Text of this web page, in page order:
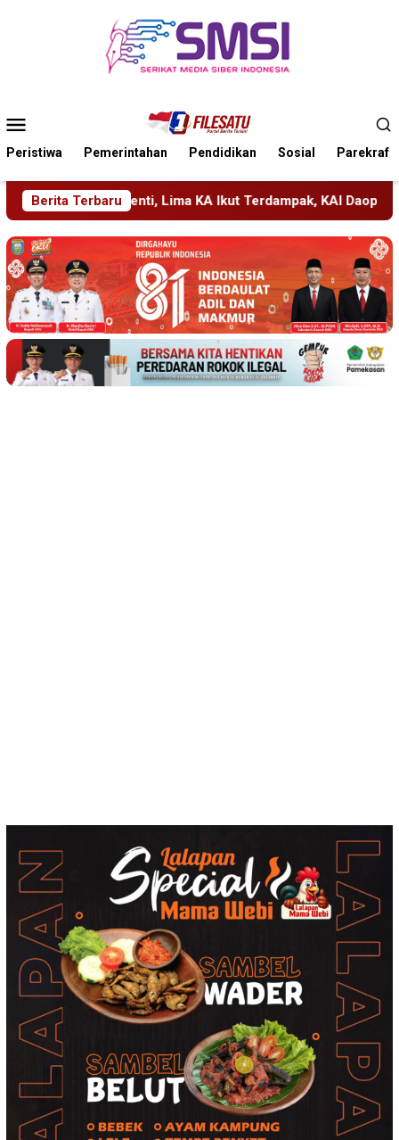
Mobile
Peristiwa Pemerintahan Pendidikan Sosial Parekraf
Berita Terbaru
KA Ikut Terdampak, KAI Daop 7 Gerak Cepat Pulihkan